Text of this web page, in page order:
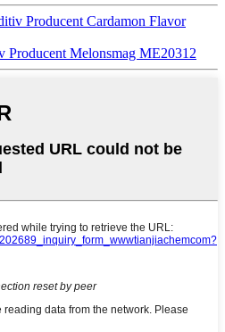
Producent Cardamon Flavor
Producent Melonsmag ME20312